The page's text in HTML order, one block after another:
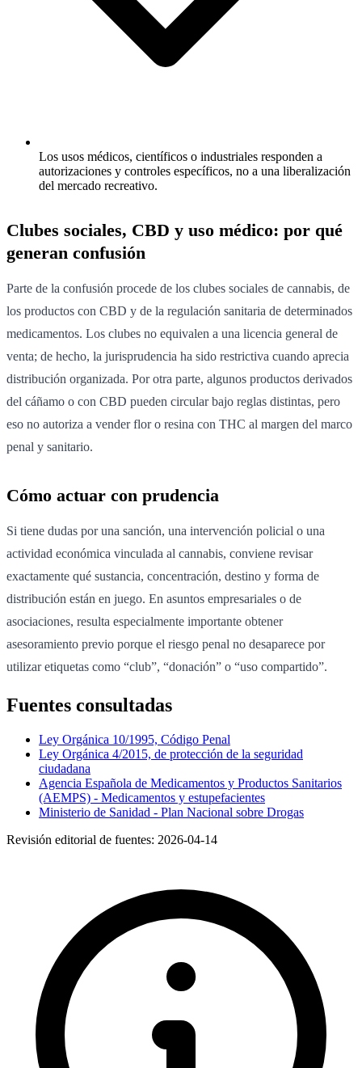
Los usos médicos, científicos o industriales responden a
autorizaciones y controles específicos, no a una liberalización
del mercado recreativo.
Clubes sociales, CBD y uso médico: por qué
generan confusión
Parte de la confusión procede de los clubes sociales de cannabis, de
los productos con CBD y de la regulación sanitaria de determinados
medicamentos. Los clubes no equivalen a una licencia general de
venta; de hecho, la jurisprudencia ha sido restrictiva cuando aprecia
distribución organizada. Por otra parte, algunos productos derivados
del cáñamo o con CBD pueden circular bajo reglas distintas, pero
eso no autoriza a vender flor o resina con THC al margen del marco
penal y sanitario.
Cómo actuar con prudencia
Si tiene dudas por una sanción, una intervención policial o una
actividad económica vinculada al cannabis, conviene revisar
exactamente qué sustancia, concentración, destino y forma de
distribución están en juego. En asuntos empresariales o de
asociaciones, resulta especialmente importante obtener
asesoramiento previo porque el riesgo penal no desaparece por
utilizar etiquetas como “club”, “donación” o “uso compartido”.
Fuentes consultadas
Ley Orgánica 10/1995, Código Penal
Ley Orgánica 4/2015, de protección de la seguridad
ciudadana
Agencia Española de Medicamentos y Productos Sanitarios
(AEMPS) - Medicamentos y estupefacientes
Ministerio de Sanidad - Plan Nacional sobre Drogas
Revisión editorial de fuentes: 2026-04-14